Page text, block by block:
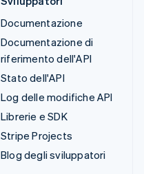
Documentazione
Documentazione di
riferimento dell'API
Stato dell'API
Log delle modifiche API
Librerie e SDK
Stripe Projects
Blog degli sviluppatori